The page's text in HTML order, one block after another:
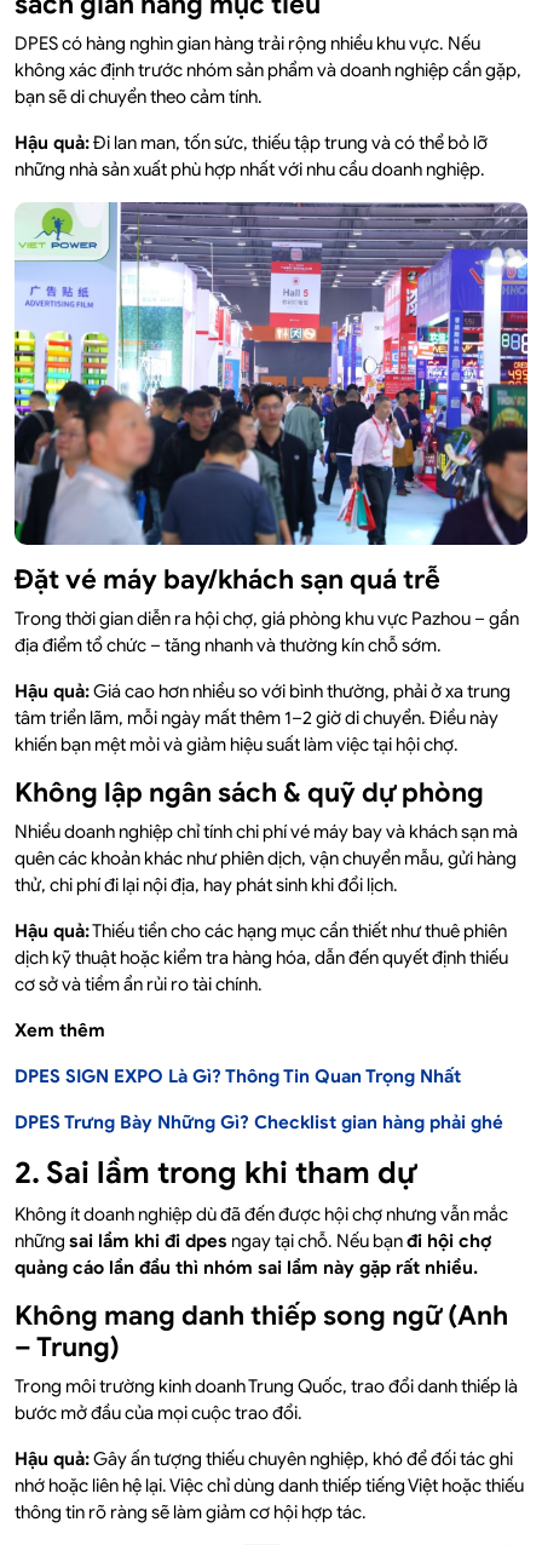
DPES có hàng nghìn gian hàng trải rộng nhiều khu vực. Nếu
không xác định trước nhóm sản phẩm và doanh nghiệp cần gặp,
bạn sẽ di chuyển theo cảm tính.
Hậu quả:Đi lan man, tốn sức, thiếu tập trung và có thể bỏ lỡ
những nhà sản xuất phù hợp nhất với nhu cầu doanh nghiệp.
Đặt vé máy bay/khách sạn quá trễ
Trong thời gian diễn ra hội chợ, giá phòng khu vực Pazhou – gần
địa điểm tổ chức – tăng nhanh và thường kín chỗ sớm.
Hậu quả:Giá cao hơn nhiều so với bình thường, phải ở xa trung
tâm triển lãm, mỗi ngày mất thêm 1–2 giờ di chuyển. Điều này
khiến bạn mệt mỏi và giảm hiệu suất làm việc tại hội chợ.
Không lập ngân sách & quỹ dự phòng
Nhiều doanh nghiệp chỉ tính chi phí vé máy bay và khách sạn mà
quên các khoản khác như phiên dịch, vận chuyển mẫu, gửi hàng
thử, chi phí đi lại nội địa, hay phát sinh khi đổi lịch.
Hậu quả:Thiếu tiền cho các hạng mục cần thiết như thuê phiên
dịch kỹ thuật hoặc kiểm tra hàng hóa, dẫn đến quyết định thiếu
cơ sở và tiềm ẩn rủi ro tài chính.
Xem thêm
DPES SIGN EXPO Là Gì? Thông Tin Quan Trọng Nhất
DPES Trưng Bày Những Gì? Checklist gian hàng phải ghé
2. Sai lầm trong khi tham dự
Không ít doanh nghiệp dù đã đến được hội chợ nhưng vẫn mắc
những sai lầm khi đi dpes ngay tại chỗ. Nếu bạnđi hội chợ
quảng cáo lần đầu thì nhóm sai lầm này gặp rất nhiều.
Không mang danh thiếp song ngữ (Anh
– Trung)
Trong môi trường kinh doanh Trung Quốc, trao đổi danh thiếp là
bước mở đầu của mọi cuộc trao đổi.
Hậu quả:Gây ấn tượng thiếu chuyên nghiệp, khó để đối tác ghi
nhớ hoặc liên hệ lại. Việc chỉ dùng danh thiếp tiếng Việt hoặc thiếu
thông tin rõ ràng sẽ làm giảm cơ hội hợp tác.